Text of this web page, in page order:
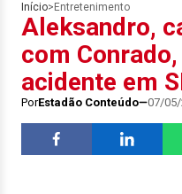
Início> Entretenimento
Aleksandro,
com
acidente em
PorEstadão Conteúdo 07/05/